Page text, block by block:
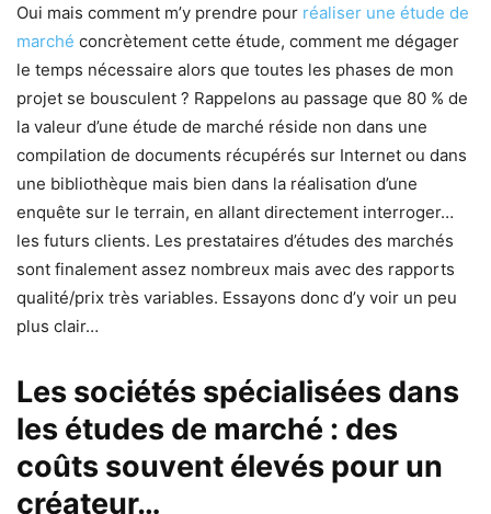
Oui mais comment m’y prendre pour réaliser une étude de
marché concrètement cette étude, comment me dégager
le temps nécessaire alors que toutes les phases de mon
projet se bousculent ? Rappelons au passage que 80 % de
la valeur d’une étude de marché réside non dans une
compilation de documents récupérés sur Internet ou dans
une bibliothèque mais bien dans la réalisation d’une
enquête sur le terrain, en allant directement interroger…
les futurs clients. Les prestataires d’études des marchés
sont finalement assez nombreux mais avec des rapports
qualité/prix très variables. Essayons donc d’y voir un peu
plus clair…
Les sociétés spécialisées dans
les études de marché : des
coûts souvent élevés pour un
créateur…